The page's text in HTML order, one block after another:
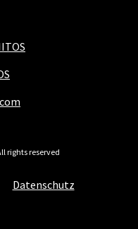
Datenschutz
rights reserved